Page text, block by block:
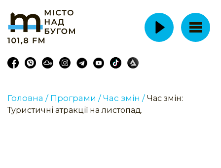
Головна / Програми / Час змін / Час змін:
Туристичні атракції на листопад.